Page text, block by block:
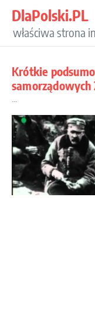
DlaPolski.PL
właściwa strona
Krótkie
samorządowych